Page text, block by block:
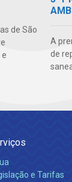
de São
A
de
e Tarifas